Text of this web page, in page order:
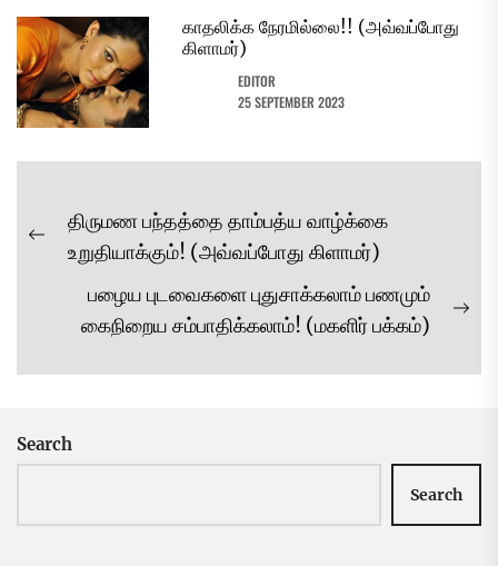
காதலிக்க நேரமில்லை!! (அவ்வப்போது
கிளாமர்)
EDITOR
25 SEPTEMBER 2023
Post
navigation
Previous
திருமண பந்தத்தை தாம்பத்ய வாழ்க்கை
உறுதியாக்கும்! (அவ்வப்போது கிளாமர்)
பழைய புடவைகளை புதுசாக்கலாம் பணமும்
கைநிறைய சம்பாதிக்கலாம்! (மகளிர் பக்கம்)
Search
Search